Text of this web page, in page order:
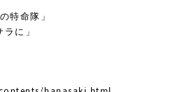
特命隊」
に」